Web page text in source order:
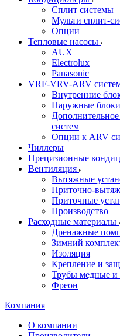
Сплит системы
Мульти сплит-
Опции
Тепловые насосы
AUX
Electrolux
Panasonic
VRF-VRV-ARV
Внутренние
Наружные
систем
Опции к ARV
Чиллеры
Прецизионные
Вентиляция
Вытяжные
Приточно-
Приточные
Производство
Расходные материалы
Дренажные
Зимний
Изоляция
Крепление и
Трубы медные и
Фреон
Компания
О компании